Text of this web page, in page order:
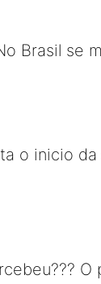
Brasil se
o inicio